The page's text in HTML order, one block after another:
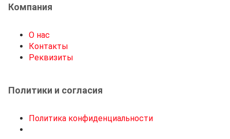
Компания
О нас
Контакты
Реквизиты
Политики и согласия
Политика конфиденциальности